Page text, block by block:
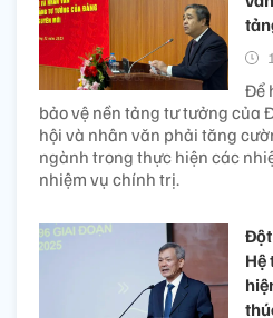
Để
bảo vệ nền tảng tư tưởng của
hội và nhân văn phải tăng
ngành trong thực hiện các
nhiệm vụ chính trị.
Hệ